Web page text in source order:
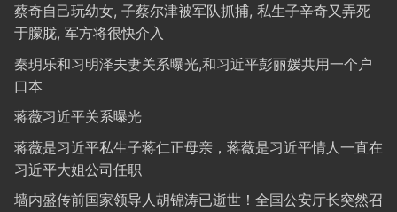
蔡奇自己玩幼女, 子蔡尔津被军队抓捕, 私生子辛奇又弄死
于朦胧, 军方将很快介入
秦玥乐和习明泽夫妻关系曝光,和习近平彭丽媛共用一个户
口本
蒋薇习近平关系曝光
蒋薇是习近平私生子蒋仁正母亲，蒋薇是习近平情人一直在
习近平大姐公司任职
墙内盛传前国家领导人胡锦涛已逝世！全国公安厅长突然召